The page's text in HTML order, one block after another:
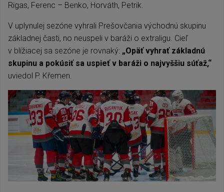
Rigas, Ferenc – Benko, Horváth, Petrik.
V uplynulej sezóne vyhrali Prešovčania východnú skupinu
základnej časti, no neuspeli v baráži o extraligu. Cieľ
v blížiacej sa sezóne je rovnaký: „Opäť vyhrať základnú
skupinu a pokúsiť sa uspieť v baráži o najvyššiu súťaž,“
uviedol P. Křemen.